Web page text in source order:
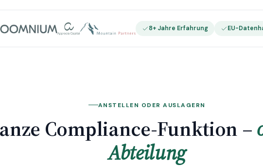
8+ Jahre Erfahrung EU-
ANSTELLEN ODER AUSLAGERN
Compliance-Funktion –
Abteilung